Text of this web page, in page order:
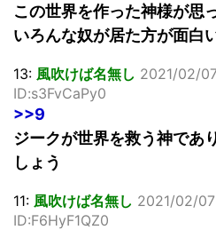
この世界を作った神様が思
いろんな奴が居た方が面白
13: 風吹けば名無し 2021/02/
ID:s3FvCaPy0
>>9
ジークが世界を救う神であ
しょう
11: 風吹けば名無し 2021/02/
ID:F6HyF1QZ0